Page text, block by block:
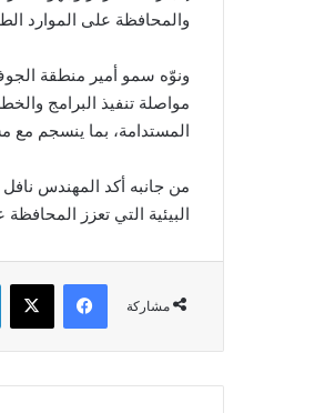
والمحافظة على الموارد
ونوّه سمو أمير منطقة الجوف
مواصلة تنفيذ البرامج
المستدامة، بما ينسجم مع
من جانبه أكد المهندس
البيئية التي تعزز
مشاركة
فيسبوك ‫X